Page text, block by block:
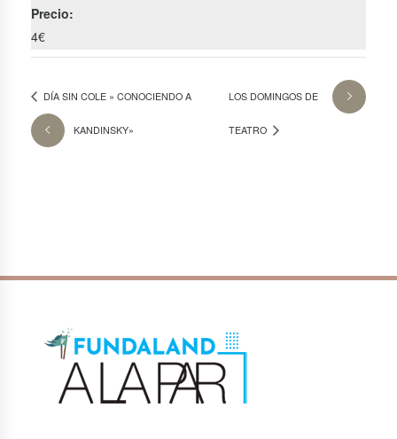
Precio:
4€
DÍA SIN COLE » CONOCIENDO A
KANDINSKY»
LOS DOMINGOS DE
TEATRO